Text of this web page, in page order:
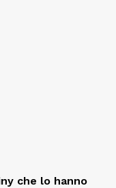
che lo hanno